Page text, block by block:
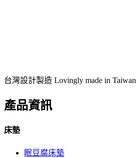
台灣設計製造 Lovingly made in Taiwan
產品資訊
床墊
眠豆腐床墊